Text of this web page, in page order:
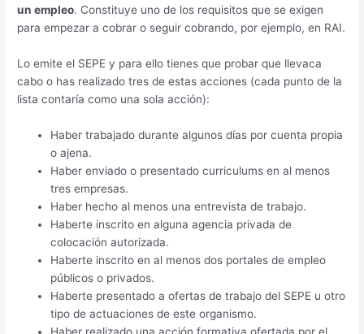
un empleo. Constituye uno de los requisitos que se exigen
para empezar a cobrar o seguir cobrando, por ejemplo, en RAI.
Lo emite el SEPE y para ello tienes que probar que llevaca
cabo o has realizado tres de estas acciones (cada punto de la
lista contaría como una sola acción):
Haber trabajado durante algunos días por cuenta propia
o ajena.
Haber enviado o presentado curriculums en al menos
tres empresas.
Haber hecho al menos una entrevista de trabajo.
Haberte inscrito en alguna agencia privada de
colocación autorizada.
Haberte inscrito en al menos dos portales de empleo
públicos o privados.
Haberte presentado a ofertas de trabajo del SEPE u otro
tipo de actuaciones de este organismo.